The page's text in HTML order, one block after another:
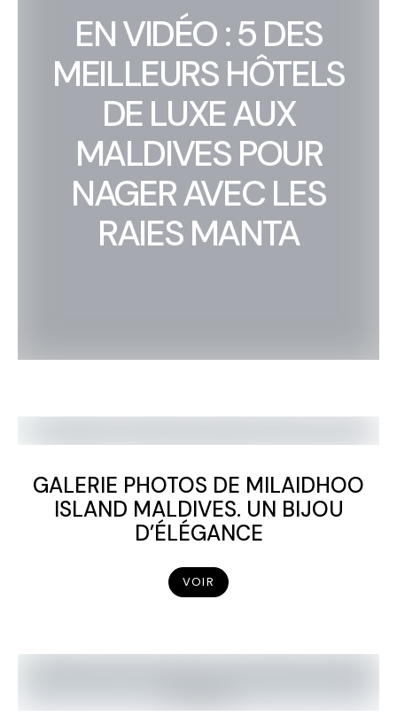
EN VIDÉO : 5 DES
MEILLEURS HÔTELS
DE LUXE AUX
MALDIVES POUR
NAGER AVEC LES
RAIES MANTA
GALERIE PHOTOS DE MILAIDHOO
ISLAND MALDIVES. UN BIJOU
D’ÉLÉGANCE
VOIR